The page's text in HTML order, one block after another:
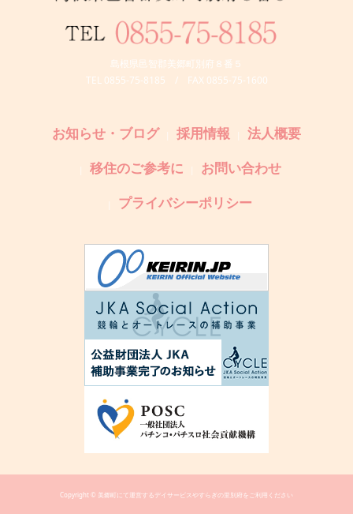
島根県邑智郡美郷町別府８番５
TEL 0855-75-8185 / FAX 0855-75-1600
お知らせ・ブログ 採用情報
法人概要
移住のご参考に
お問い合わせ
プライバシーポリシー
Copyright © 美郷町にて運営するデイサービスやすらぎの里別府をご利用ください